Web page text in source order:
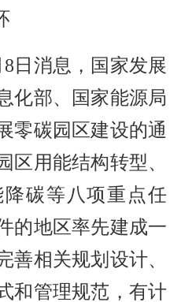
日消息，国家发展
化部、国家能源局
零碳园区建设的通
区用能结构转型、
碳等八项重点任
的地区率先建成一
善相关规划设计、
和管理规范，有计